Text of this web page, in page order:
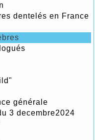
dentelés en France
générale
3 decembre2024